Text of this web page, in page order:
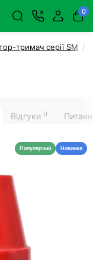
0
тримач серії SM
Відгуки 0
Популярний Новинка